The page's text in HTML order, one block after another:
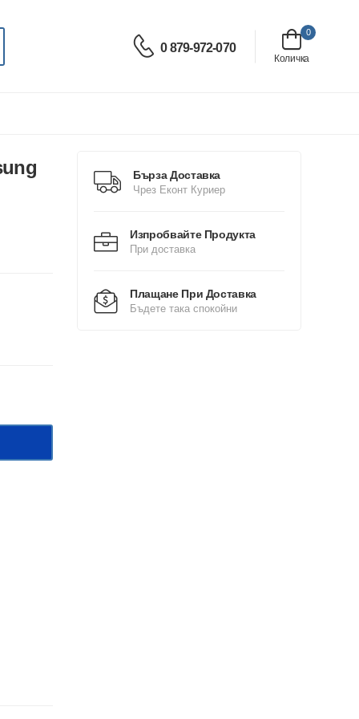
0 879-972-070
0
Количка
Бърза Доставка
Чрез Еконт Куриер
Изпробвайте Продукта
При доставка
Плащане При Доставка
Бъдете така спокойни